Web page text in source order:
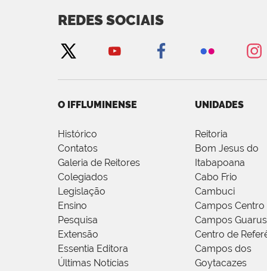
REDES SOCIAIS
O IFFLUMINENSE
Histórico
Contatos
Galeria de Reitores
Colegiados
Legislação
Ensino
Pesquisa
Extensão
Essentia Editora
Últimas Notícias
UNIDADES
Reitoria
Bom Jesus do
Itabapoana
Cabo Frio
Cambuci
Campos Centro
Campos Guarus
Centro de
Campos dos
Goytacazes